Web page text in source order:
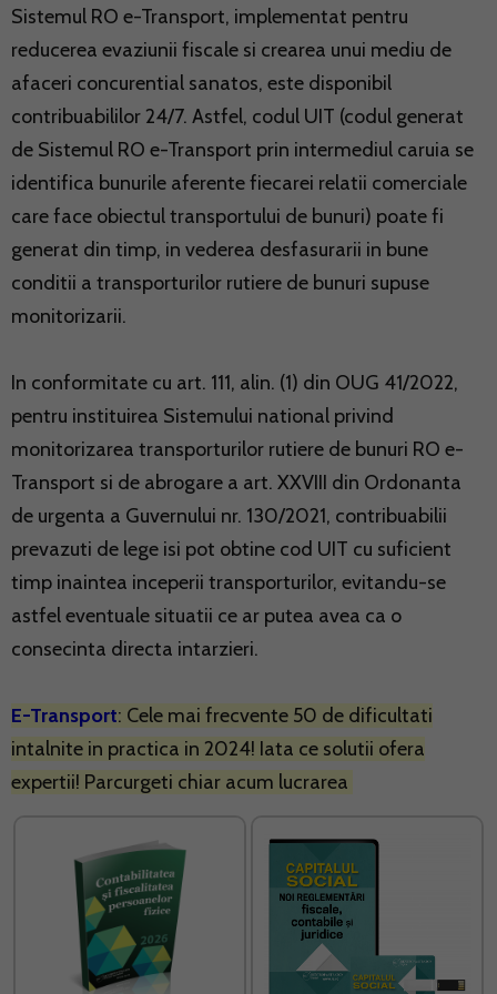
Sistemul RO e-Transport, implementat pentru
reducerea evaziunii fiscale si crearea unui mediu de
afaceri concurential sanatos, este disponibil
contribuabililor 24/7. Astfel, codul UIT (codul generat
de Sistemul RO e-Transport prin intermediul caruia se
identifica bunurile aferente fiecarei relatii comerciale
care face obiectul transportului de bunuri) poate fi
generat din timp, in vederea desfasurarii in bune
conditii a transporturilor rutiere de bunuri supuse
monitorizarii.
In conformitate cu art. 111, alin. (1) din OUG 41/2022,
pentru instituirea Sistemului national privind
monitorizarea transporturilor rutiere de bunuri RO e-
Transport si de abrogare a art. XXVIII din Ordonanta
de urgenta a Guvernului nr. 130/2021, contribuabilii
prevazuti de lege isi pot obtine cod UIT cu suficient
timp inaintea inceperii transporturilor, evitandu-se
astfel eventuale situatii ce ar putea avea ca o
consecinta directa intarzieri.
E-Transport: Cele mai frecvente 50 de dificultati
intalnite in practica in 2024! Iata ce solutii ofera
expertii! Parcurgeti chiar acum lucrarea